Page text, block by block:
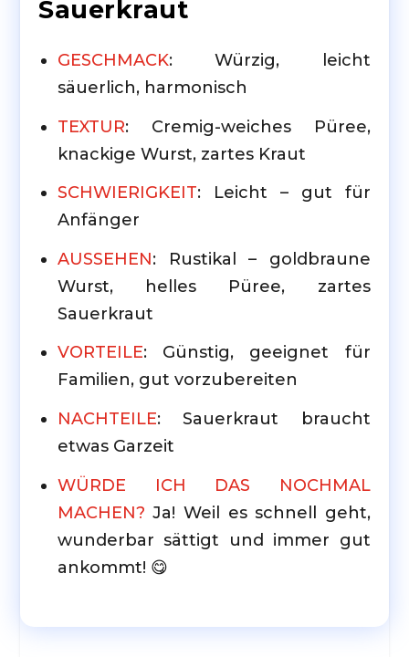
Sauerkraut
GESCHMACK: Würzig, leicht
säuerlich, harmonisch
TEXTUR: Cremig-weiches Püree,
knackige Wurst, zartes Kraut
SCHWIERIGKEIT: Leicht – gut für
Anfänger
AUSSEHEN: Rustikal – goldbraune
Wurst, helles Püree, zartes
Sauerkraut
VORTEILE: Günstig, geeignet für
Familien, gut vorzubereiten
NACHTEILE: Sauerkraut braucht
etwas Garzeit
WÜRDE ICH DAS NOCHMAL
MACHEN? Ja! Weil es schnell geht,
wunderbar sättigt und immer gut
ankommt! 😋